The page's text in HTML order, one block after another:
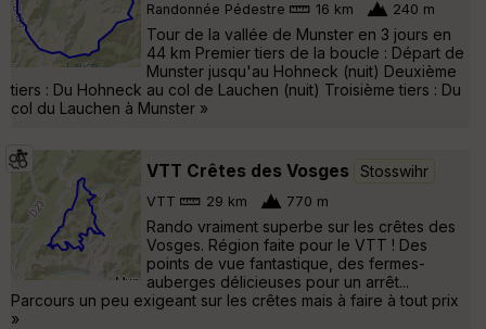
Randonnée Pédestre 16 km 240 m
Tour de la vallée de Munster en 3 jours en
44 km Premier tiers de la boucle : Départ de
Munster jusqu'au Hohneck (nuit) Deuxième
tiers : Du Hohneck au col de Lauchen (nuit) Troisième tiers : Du
col du Lauchen à Munster »
VTT Crêtes des Vosges Stosswihr
VTT 29 km 770 m
Rando vraiment superbe sur les crêtes des
Vosges. Région faite pour le VTT ! Des
points de vue fantastique, des fermes-
auberges délicieuses pour un arrêt...
Parcours un peu exigeant sur les crêtes mais à faire à tout prix
»